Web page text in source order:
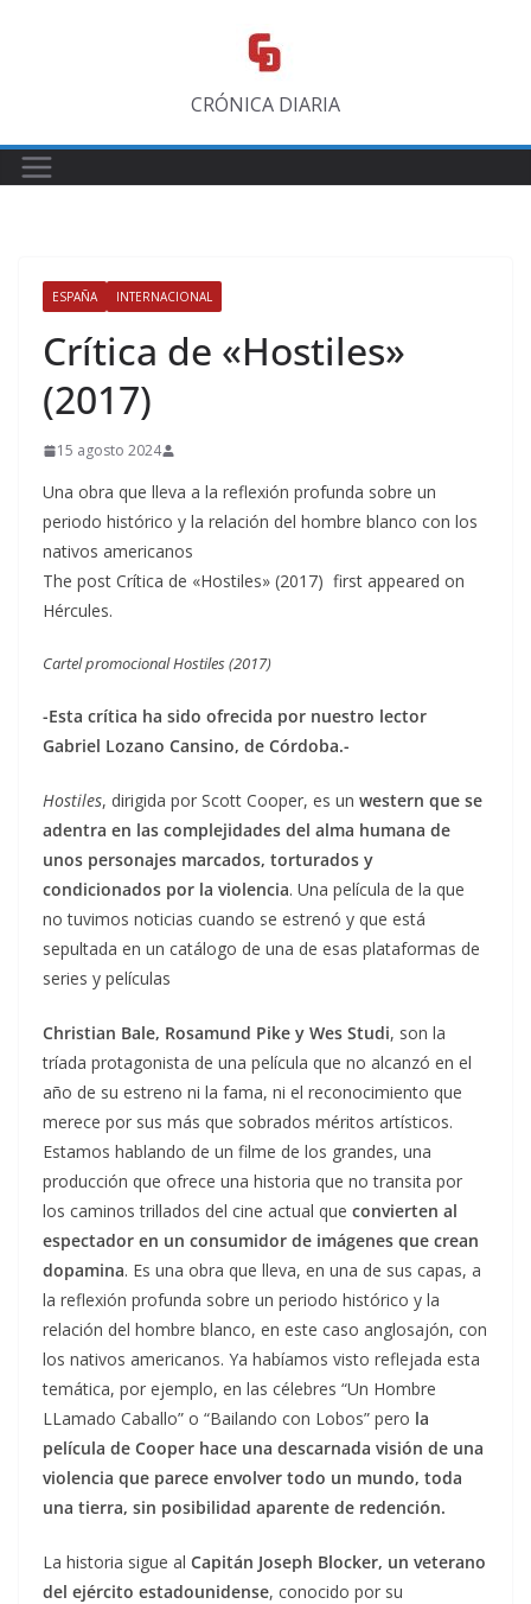
CRÓNICA DIARIA
ESPAÑA INTERNACIONAL
Crítica de «Hostiles»
(2017)
15 agosto 2024
Una obra que lleva a la reflexión profunda sobre un
periodo histórico y la relación del hombre blanco con los
nativos americanos
The post Crítica de «Hostiles» (2017) first appeared on
Hércules.
Cartel promocional Hostiles (2017)
-Esta crítica ha sido ofrecida por nuestro lector
Gabriel Lozano Cansino, de Córdoba.-
Hostiles, dirigida por Scott Cooper, es un western que se
adentra en las complejidades del alma humana de
unos personajes marcados, torturados y
condicionados por la violencia. Una película de la que
no tuvimos noticias cuando se estrenó y que está
sepultada en un catálogo de una de esas plataformas de
series y películas
Christian Bale, Rosamund Pike y Wes Studi, son la
tríada protagonista de una película que no alcanzó en el
año de su estreno ni la fama, ni el reconocimiento que
merece por sus más que sobrados méritos artísticos.
Estamos hablando de un filme de los grandes, una
producción que ofrece una historia que no transita por
los caminos trillados del cine actual que convierten al
espectador en un consumidor de imágenes que crean
dopamina. Es una obra que lleva, en una de sus capas, a
la reflexión profunda sobre un periodo histórico y la
relación del hombre blanco, en este caso anglosajón, con
los nativos americanos. Ya habíamos visto reflejada esta
temática, por ejemplo, en las célebres “Un Hombre
LLamado Caballo” o “Bailando con Lobos” pero la
película de Cooper hace una descarnada visión de una
violencia que parece envolver todo un mundo, toda
una tierra, sin posibilidad aparente de redención.
La historia sigue al Capitán Joseph Blocker, un veterano
del ejército estadounidense, conocido por su